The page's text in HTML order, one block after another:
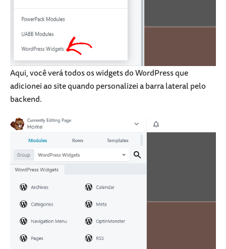
Aqui, você verá todos os widgets do WordPress que
adicionei ao site quando personalizei a barra lateral pelo
backend.